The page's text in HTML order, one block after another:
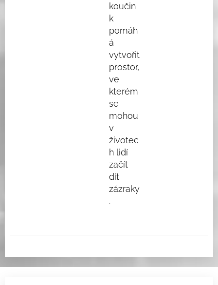
koučin
k
pomáh
á
vytvořit
prostor,
ve
kterém
se
mohou
v
životec
h lidí
začít
dít
zázraky
.